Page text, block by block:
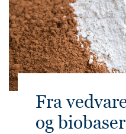
Fra
og